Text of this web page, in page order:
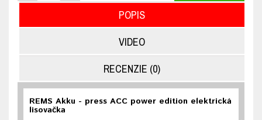
POPIS
VIDEO
RECENZIE (0)
REMS Akku - press ACC power edition elektrická
lisovačka